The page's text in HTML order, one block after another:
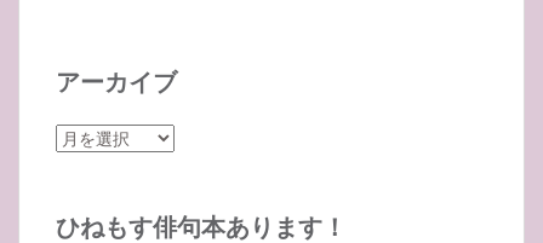
アーカイブ
ア
イ
ひねもす俳句本あります！